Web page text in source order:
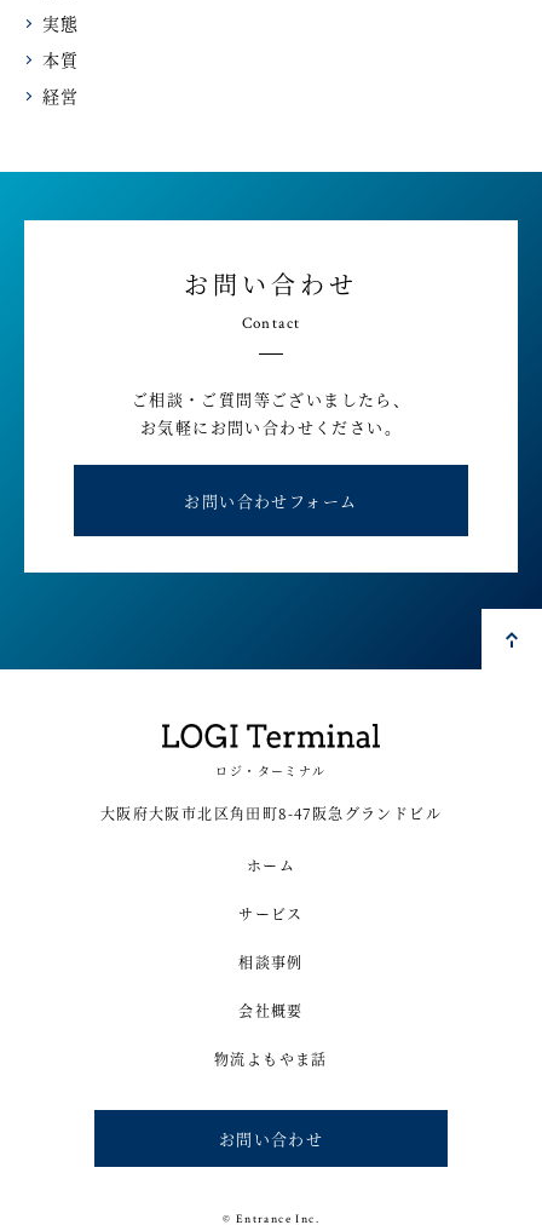
実態
本質
経営
お問い合わせ
Contact
ご相談・ご質問等ございましたら、
お気軽にお問い合わせください。
お問い合わせフォーム
ロジ・ターミナル
大阪府大阪市北区角田町8-47阪急グランドビル
ホーム
サービス
相談事例
会社概要
物流よもやま話
お問い合わせ
© Entrance Inc.